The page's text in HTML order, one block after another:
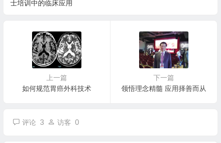
士培训中的临床应用
上一篇
如何规范胃癌外科技术
下一篇
领悟理念精髓 应用择善而从
评论 3 访客 0